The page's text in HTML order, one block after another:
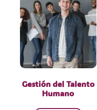
Gestión del Talento
Humano